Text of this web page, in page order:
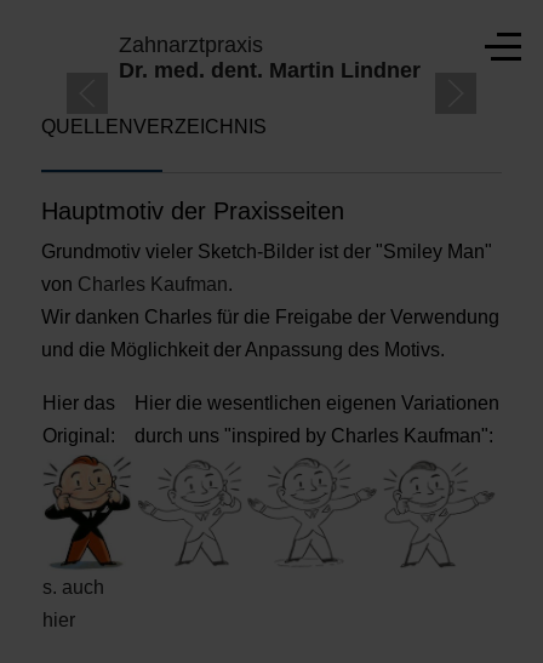
Mobile Menu Toggle
Zahnarztpraxis
Dr. med. dent. Martin Lindner
Off-
QUELLENVERZEICHNIS
Hauptmotiv der Praxisseiten
Grundmotiv vieler Sketch-Bilder ist der "Smiley Man"
von Charles Kaufman.
Wir danken Charles für die Freigabe der Verwendung
und die Möglichkeit der Anpassung des Motivs.
Hier das
Original:
Hier die wesentlichen eigenen Variationen
durch uns "inspired by Charles Kaufman":
s. auch
hier